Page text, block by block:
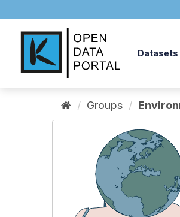
Datasets
Groups